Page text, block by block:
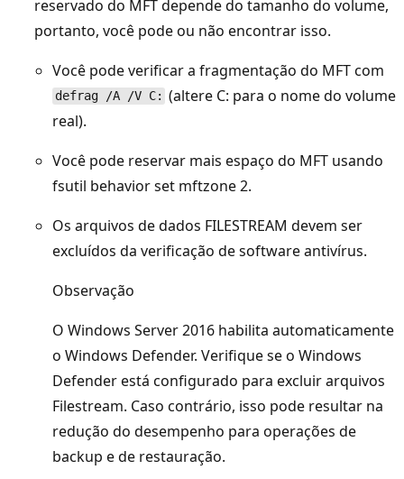
reservado do MFT depende do tamanho do volume,
portanto, você pode ou não encontrar isso.
Você pode verificar a fragmentação do MFT com
defrag /A /V C: (altere C: para o nome do volume
real).
Você pode reservar mais espaço do MFT usando
fsutil behavior set mftzone 2.
Os arquivos de dados FILESTREAM devem ser
excluídos da verificação de software antivírus.
Observação
O Windows Server 2016 habilita automaticamente
o Windows Defender. Verifique se o Windows
Defender está configurado para excluir arquivos
Filestream. Caso contrário, isso pode resultar na
redução do desempenho para operações de
backup e de restauração.